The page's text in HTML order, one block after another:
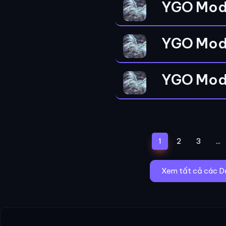
YGO
YGO
YGO
1 (current)
2 3 ...
Xem tất cả các